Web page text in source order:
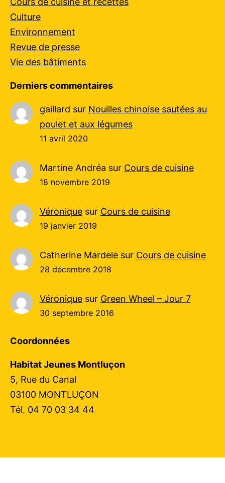
Culture
Environnement
Revue de presse
Vie des bâtiments
Derniers commentaires
gaillard sur Nouilles chinoise sautées au
poulet et aux légumes
11 avril 2020
Martine Andréa sur Cours de cuisine
18 novembre 2019
Véroniquesur Cours de cuisine
19 janvier 2019
Catherine Mardelesur Cours de cuisine
28 décembre 2018
Véroniquesur Green Wheel – Jour 7
30 septembre 2016
Coordonnées
Habitat Jeunes Montluçon
5, Rue du Canal
03100 MONTLUÇON
Tél. 04 70 03 34 44